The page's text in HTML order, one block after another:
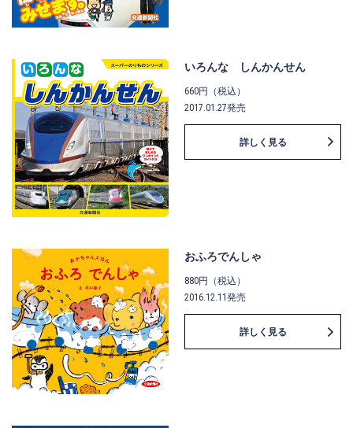
いろんな しんかんせん
660円（税込）
2017.01.27発売
詳しく見る
おふろでんしゃ
880円（税込）
2016.12.11発売
詳しく見る